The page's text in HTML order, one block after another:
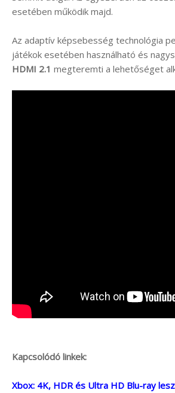
esetében működik majd.
Az adaptív képsebesség technológia
játékok esetében használható és
HDMI 2.1 megteremti a lehetőséget
Kapcsolódó linkek:
Xbox: 4K, HDR és Ultra HD Blu-ray